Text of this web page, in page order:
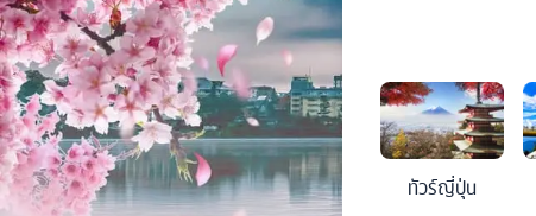
ทัวร์ญี่ปุ่น